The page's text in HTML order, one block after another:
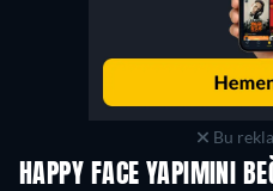
Bu
HAPPY FACE YAPIMINI